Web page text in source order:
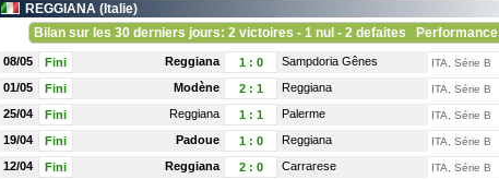
REGGIANA ( Italie)
Bilan sur les 30 derniers jours: 2 victoires - 1 nul - 2 defaites
08/05 Fini Reggiana 1: 0 Sampdoria Gênes ITA, Série B
01/05 Fini Modène 2: 1 Reggiana ITA, Série B
25/04 Fini Reggiana 1: 1 Palerme ITA, Série B
19/04 Fini Padoue 1: 0 Reggiana ITA, Série B
12/04 Fini Reggiana 2: 0 Carrarese ITA, Série B